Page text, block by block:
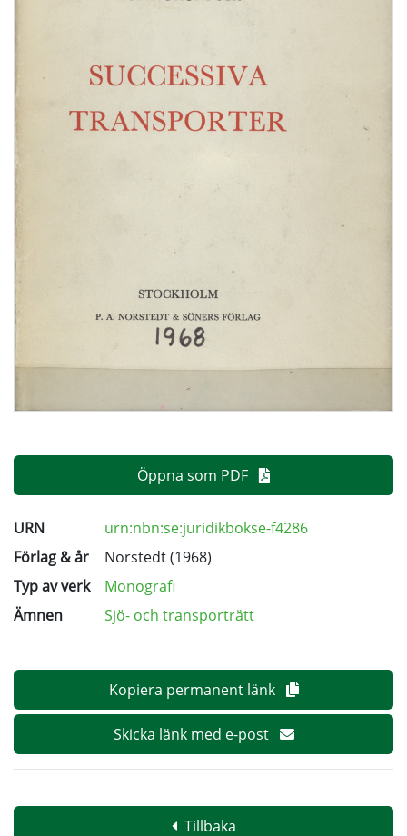
Öppna som PDF
URN
urn:nbn:se:juridikbokse-f4286
Förlag & år
Norstedt (1968)
Typ av verk
Monografi
Ämnen
Sjö- och transporträtt
Kopiera permanent länk
Skicka länk med e-post
Tillbaka